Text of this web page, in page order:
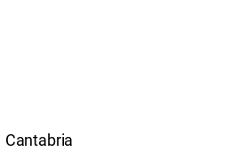
Cantabria